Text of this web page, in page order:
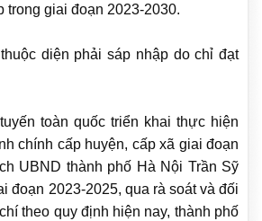
trong giai đoạn 2023-2030.
diện phải sáp nhập do chỉ đạt
toàn quốc triển khai thực hiện
chính cấp huyện, cấp xã giai đoạn
UBND thành phố Hà Nội Trần Sỹ
đoạn 2023-2025, qua rà soát và đối
theo quy định hiện nay, thành phố